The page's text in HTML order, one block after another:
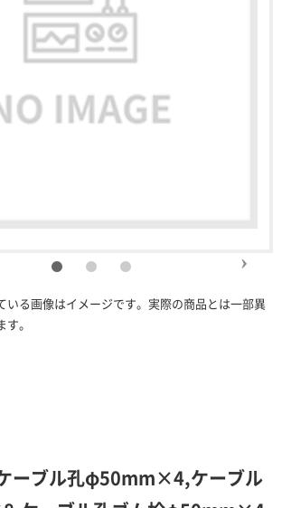
いる画像はイメージです。実際の商品とは一部異
す。
ーブル孔φ50mm×4,ケーブル